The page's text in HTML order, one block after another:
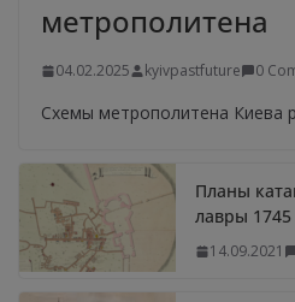
метрополитена
04.02.2025 kyivpastfuture 0
Схемы метрополитена Киева
Планы
лавры 1745
14.09.2021